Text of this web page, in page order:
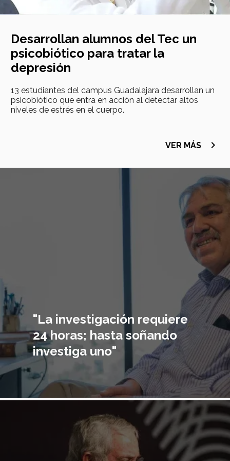
Desarrollan alumnos del Tec un
psicobiótico para tratar la
depresión
13 estudiantes del campus Guadalajara desarrollan un
psicobiótico que entra en acción al detectar altos
niveles de estrés en el cuerpo.
VER MÁS navigate_next
"La investigación requiere
24 horas; hasta soñando
investiga uno"